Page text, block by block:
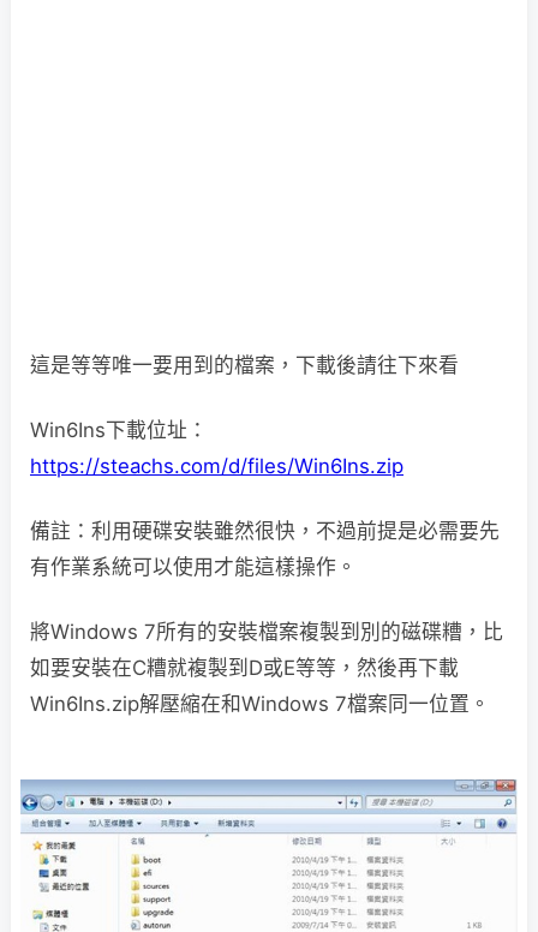
這是等等唯一要用到的檔案，下載後請往下來看
Win6Ins下載位址：
https://steachs.com/d/files/Win6Ins.zip
備註：利用硬碟安裝雖然很快，不過前提是必需要先
有作業系統可以使用才能這樣操作。
將Windows 7所有的安裝檔案複製到別的磁碟糟，比
如要安裝在C糟就複製到D或E等等，然後再下載
Win6Ins.zip解壓縮在和Windows 7檔案同一位置。